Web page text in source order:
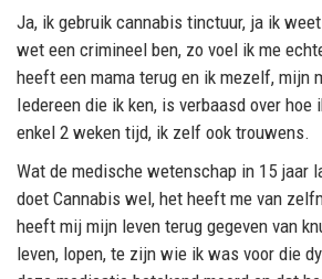
Ja, ik gebruik cannabis tinctuur, ja ik
wet een crimineel ben, zo voel ik me
heeft een mama terug en ik mezelf, mijn
Iedereen die ik ken, is verbaasd over hoe
enkel 2 weken tijd, ik zelf ook trouwens.
Wat de medische wetenschap in 15 jaar
doet Cannabis wel, het heeft me van
heeft mij mijn leven terug gegeven van
leven, lopen, te zijn wie ik was voor die